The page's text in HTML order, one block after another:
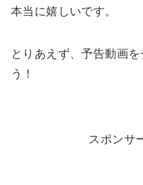
本当に嬉しいです。
とりあえず、予告動画
う！
スポンサ